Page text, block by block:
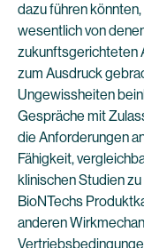
dazu führen
wesentlich von
zukunftsgerichteten
zum Ausdruck
Ungewissheiten
Gespräche mit
die Anforderungen
Fähigkeit,
klinischen Studien
BioNTechs
anderen